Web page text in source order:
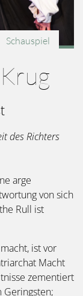
Schauspiel
des Richters
arge
von sich
Rull ist
ist vor
Macht
zementiert